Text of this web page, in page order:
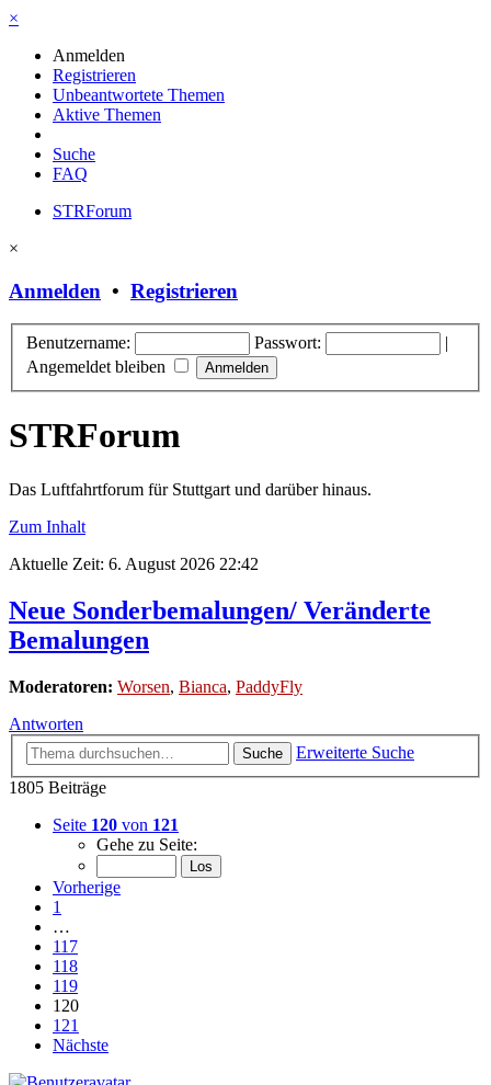
×
Anmelden
Registrieren
Unbeantwortete Themen
Aktive Themen
Suche
FAQ
STRForum
×
Anmelden • Registrieren
Benutzername: Passwort:
|
Angemeldet bleiben
STRForum
Das Luftfahrtforum für Stuttgart und darüber hinaus.
Zum Inhalt
Aktuelle Zeit: 6. August 2026 22:42
Neue Sonderbemalungen/ Veränderte
Bemalungen
Moderatoren: Worsen, Bianca, PaddyFly
Antworten
Suche
Erweiterte Suche
1805 Beiträge
Seite 120 von 121
Gehe zu Seite:
Vorherige
1
…
117
118
119
120
121
Nächste